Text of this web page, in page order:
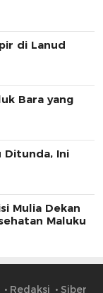
di Lanud
Bara yang
Ditunda, Ini
Mulia Dekan
Maluku
Redaksi Siber